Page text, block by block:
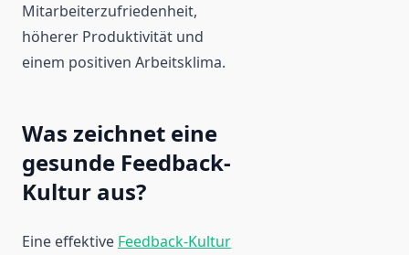
Mitarbeiterzufriedenheit,
höherer Produktivität und
einem positiven Arbeitsklima.
Was zeichnet eine
gesunde Feedback-
Kultur aus?
Eine effektive Feedback-Kultur